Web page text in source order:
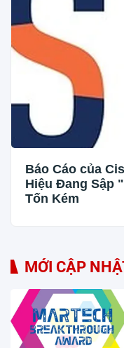
Báo Cáo của
Hiệu Đang Sập
Tốn Kém
MỚI CẬP